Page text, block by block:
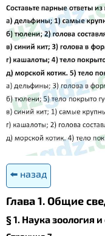
⬅️ назад
Глава 1. Общие
§ 1. Наука зоология